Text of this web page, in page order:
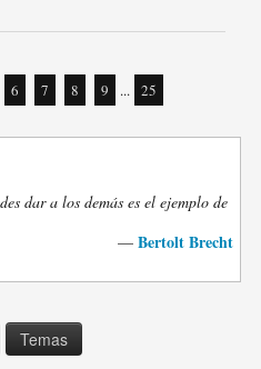
6 7 8 9 ... 25
dar a los demás es el ejemplo de
— Bertolt Brecht
Temas